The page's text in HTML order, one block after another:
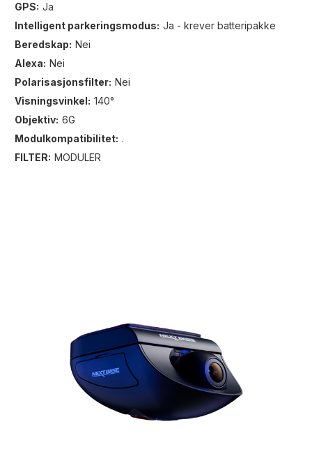
GPS: Ja
Intelligent parkeringsmodus: Ja - krever batteripakke
Beredskap: Nei
Alexa: Nei
Polarisasjonsfilter: Nei
Visningsvinkel: 140°
Objektiv: 6G
Modulkompatibilitet: .
FILTER: MODULER